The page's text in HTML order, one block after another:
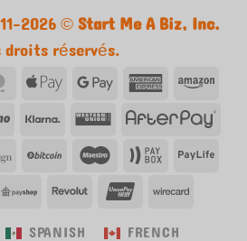
2026 ©Start Me A Biz, Inc.
droits réservés.
MasterCard
Apple
Pay
Google
Pay
American
Express
VenmoKlarnaWestern
union
VeriSign Bitcoin Maestro Paybox
PayShopRevolut UnionPay
SPANISH FRENCH